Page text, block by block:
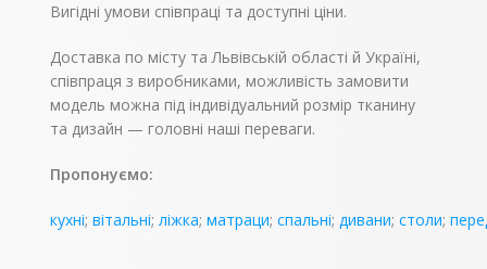
Вигідні умови співпраці та доступні ціни.
Доставка по місту та Львівській області й Україні,
співпраця з виробниками, можливість замовити
модель можна під індивідуальний розмір тканину
та дизайн — головні наші переваги.
Пропонуємо:
кухні;вітальні;ліжка;матраци;спальні;дивани;столи;